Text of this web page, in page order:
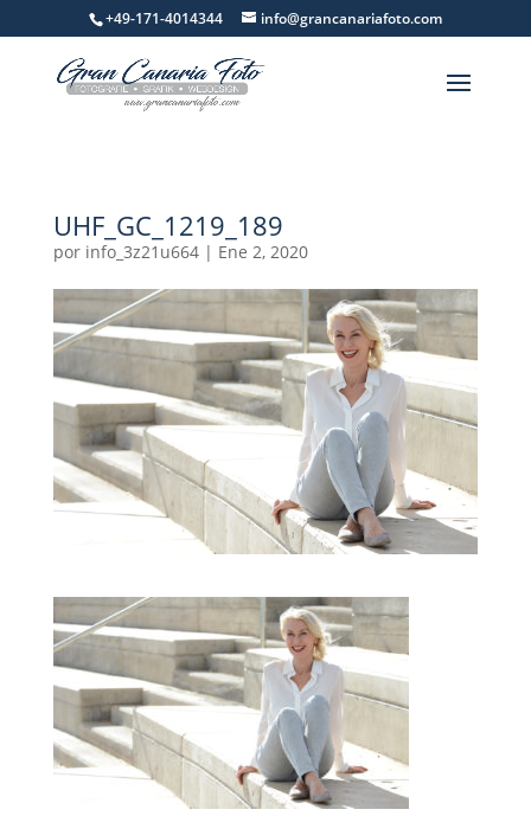
+49-171-4014344 info@grancanariafoto.com
UHF_GC_1219_189
por info_3z21u664| Ene 2, 2020